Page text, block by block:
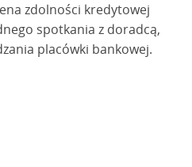
zdolności kredytowej
spotkania z doradcą,
placówki bankowej.